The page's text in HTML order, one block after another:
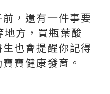
，還有一件事要
方，買瓶葉酸
也會提醒你記得
寶健康發育。